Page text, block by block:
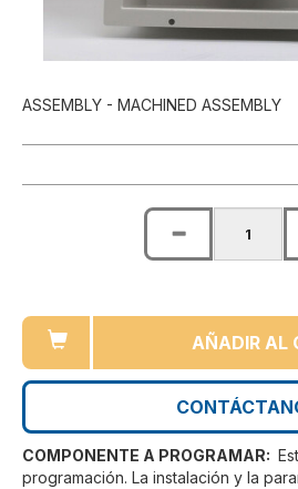
ASSEMBLY - MACHINED ASSEMBLY
AÑADIR AL
COMPONENTE A PROGRAMAR:
programación. La instalación y la